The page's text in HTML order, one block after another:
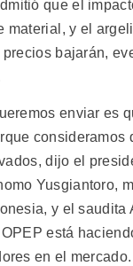
que el
material, y el
precios bajarán,
enviar es
consideramos
dijo el
Yusgiantoro,
y el saudita
OPEP está
en el mercado.